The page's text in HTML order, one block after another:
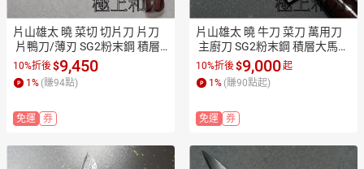
片山雄太 曉 菜切 切片刀 片刀
片鴨刀/薄刃 SG2粉末鋼 積層
大馬士革不鏽鋼 165mm【極上
和刀】【日本高品質菜刀】【A
PP滿額下單10%點數(單一帳號
10%折後$9,450
1% (賺94點)
免運 券
片山雄太 曉 牛刀 菜刀 萬用刀
主廚刀 SG2粉末鋼 積層大馬士
革不鏽鋼 紫檀柄180mm,210m
m【極上和刀】【日本高品質
菜刀】【APP滿額下單10%點
1止
10%折後$9,000起
1% (賺90點起)
免運 券